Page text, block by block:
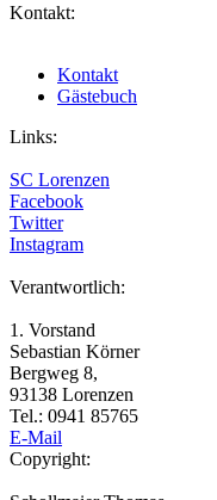
Kontakt:
Kontakt
Gästebuch
Links:
SC Lorenzen
Facebook
Twitter
Instagram
Verantwortlich:
1. Vorstand
Sebastian Körner
Bergweg 8,
93138 Lorenzen
Tel.: 0941 85765
E-Mail
Copyright: